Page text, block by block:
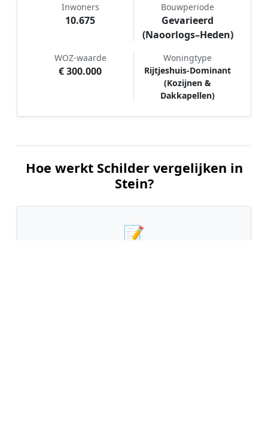
Inwoners
10.675
Bouwperiode
Gevarieerd
(Naoorlogs–Heden)
WOZ-waarde
€ 300.000
Woningtype
Rijtjeshuis-Dominant
(Kozijnen &
Dakkapellen)
Hoe werkt Schilder vergelijken in
Stein?
📝